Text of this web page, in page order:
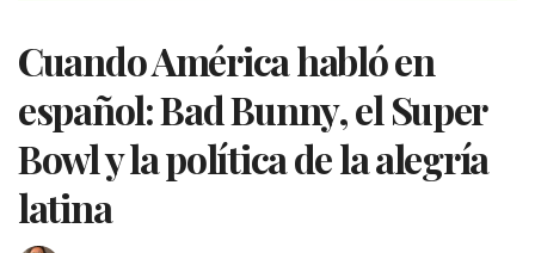
Cuando América habló en
español: Bad Bunny, el Super
Bowl y la política de la alegría
latina